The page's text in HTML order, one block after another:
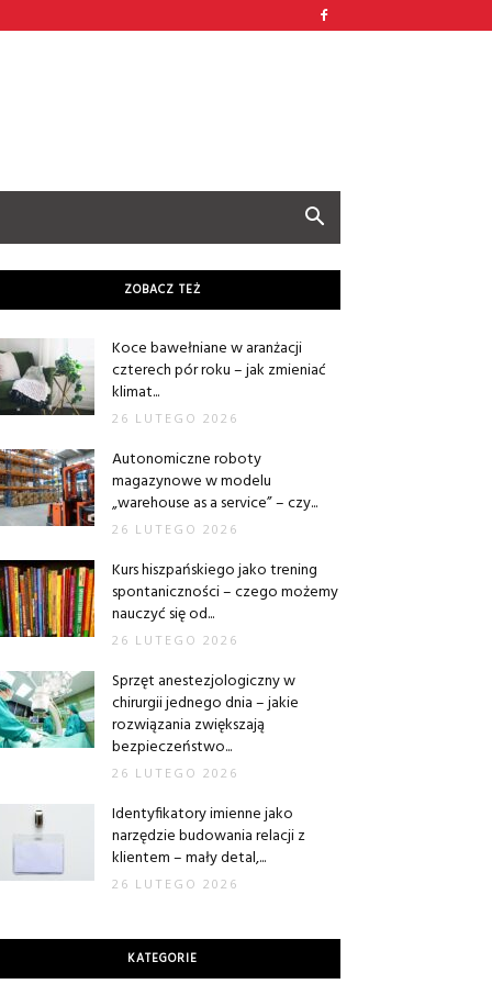
ZOBACZ TEŻ
Koce bawełniane w aranżacji
czterech pór roku – jak zmieniać
klimat...
26 LUTEGO 2026
Autonomiczne roboty
magazynowe w modelu
„warehouse as a service” – czy...
26 LUTEGO 2026
Kurs hiszpańskiego jako trening
spontaniczności – czego możemy
nauczyć się od...
26 LUTEGO 2026
Sprzęt anestezjologiczny w
chirurgii jednego dnia – jakie
rozwiązania zwiększają
bezpieczeństwo...
26 LUTEGO 2026
Identyfikatory imienne jako
narzędzie budowania relacji z
klientem – mały detal,...
26 LUTEGO 2026
KATEGORIE